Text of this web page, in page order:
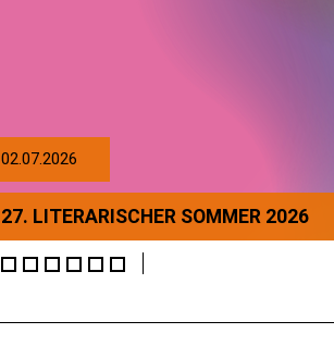
02.07.2026
27. LITERARISCHER SOMMER 2026